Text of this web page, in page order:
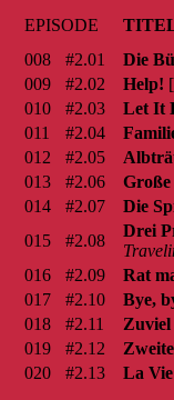
EPISODE
008
#2.01
Die
009
#2.02 Help! [
010
#2.03
Let It
011
#2.04
012
#2.05
013
#2.06
Große
014
#2.07
Die
015
#2.08
Drei
016
#2.09
Rat
017
#2.10
Bye,
018
#2.11
Zuviel
019
#2.12
020
#2.13 La